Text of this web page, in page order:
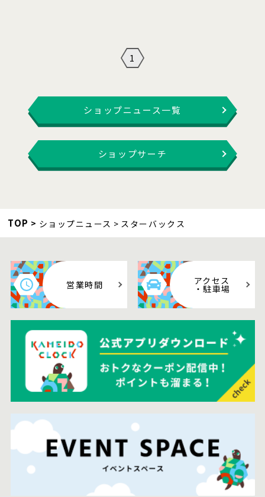
1
ショップニュース一覧
ショップサーチ
TOP ショップニュース スターバックス
営業時間 アクセス
・駐車場